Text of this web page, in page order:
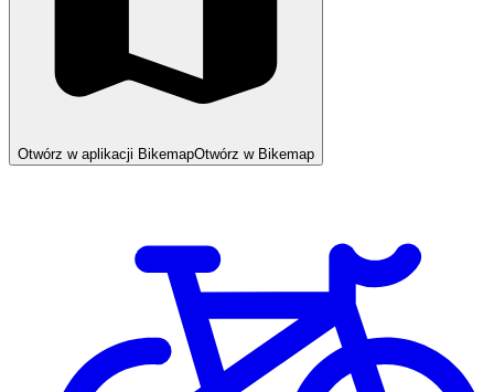
Otwórz w aplikacji BikemapOtwórz w Bikemap